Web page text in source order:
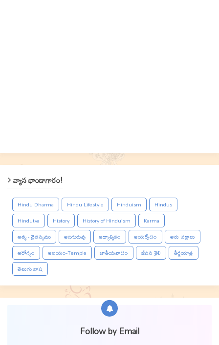
వ్యాస భాండాగారం!
Hindu Dharma Hindu Lifestyle Hinduism
Hindus
Hindutva
History History of Hinduism
Karma
ఆత్మ - చైతన్యము
ఆదిగురువు ఆధ్యాత్మికం ఆయర్వేదం
ఆరు చక్రాలు
ఆరోగ్యం
ఆలయం-Temple జాతీయవాదం జీవన శైలి
తీర్థయాత్ర
తెలుగు భాష
Follow by Email